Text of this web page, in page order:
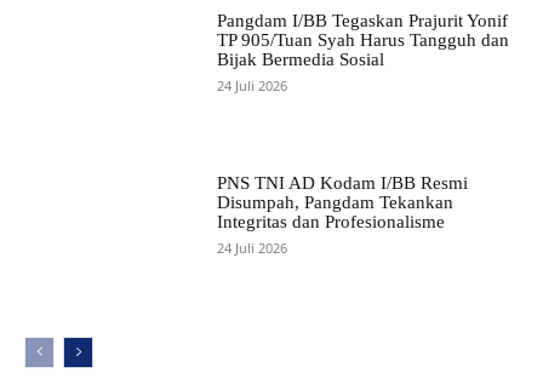
Pangdam I/BB Tegaskan Prajurit Yonif
TP 905/Tuan Syah Harus Tangguh dan
Bijak Bermedia Sosial
24 Juli 2026
PNS TNI AD Kodam I/BB Resmi
Disumpah, Pangdam Tekankan
Integritas dan Profesionalisme
24 Juli 2026